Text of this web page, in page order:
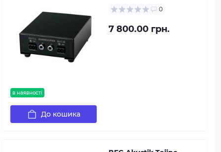
в наявності
0
7 800.00 грн.
До кошика